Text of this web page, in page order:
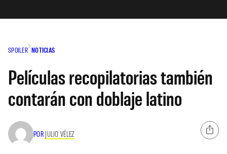
SPOILER NOTICIAS
Películas recopilatorias también
contarán con doblaje latino
POR JULIO VÉLEZ